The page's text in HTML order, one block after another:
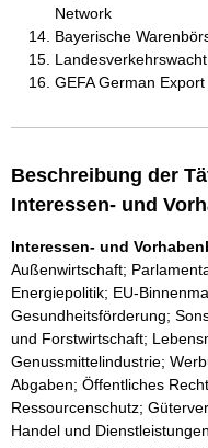
Network
Bayerische
GEFA German
Beschreibung der
Interessen- und
Interessen- und
Außenwirtschaft;
Energiepolitik; EU-
Gesundheitsförderung;
und Forstwirtschaft;
Genussmittelindustrie;
Abgaben; Öffentliches
Ressourcenschutz;
Handel und